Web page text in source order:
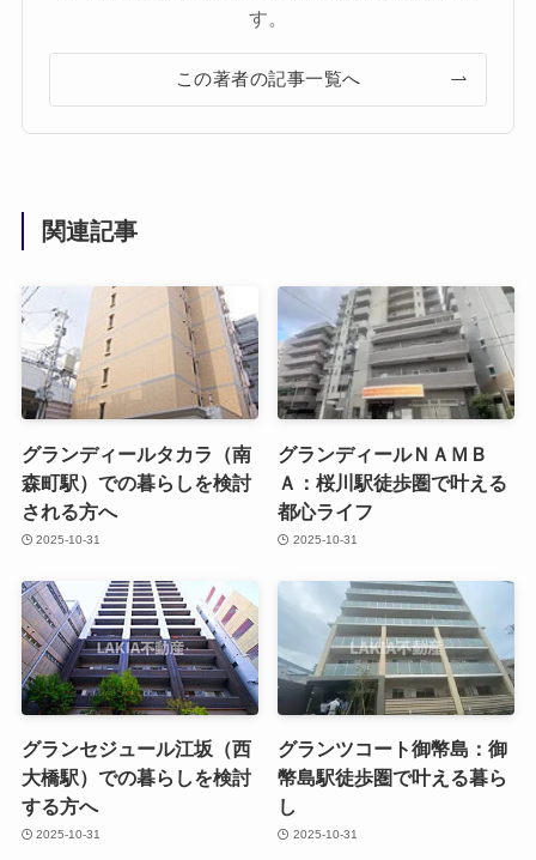
す。
この著者の記事一覧へ
関連記事
グランディールタカラ（南
森町駅）での暮らしを検討
される方へ
2025-10-31
グランディールＮＡＭＢ
Ａ：桜川駅徒歩圏で叶える
都心ライフ
2025-10-31
グランセジュール江坂（西
大橋駅）での暮らしを検討
する方へ
2025-10-31
グランツコート御幣島：御
幣島駅徒歩圏で叶える暮ら
し
2025-10-31